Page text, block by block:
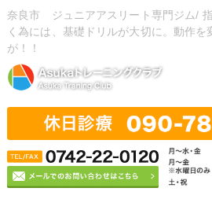
奈良市 ジュニアアスリート専門ジム/
く為には、基礎ドリルが大切に。動作を
が！！